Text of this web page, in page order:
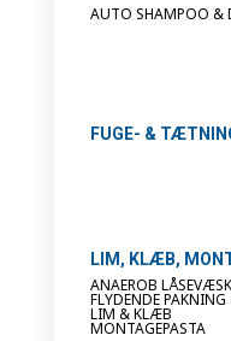
AUTO SHAMPOO &
FUGE- &
LIM, KLÆB,
ANAEROB
FLYDENDE
LIM & KLÆB
MONTAGEPASTA